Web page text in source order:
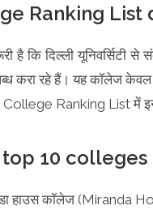
Ranking List
है कि दिल्ली यूनिवर्सिटी
करा रहे हैं। यह कॉलेज केवल
Ranking List में
10 colleges
हाउस कॉलेज (Miranda